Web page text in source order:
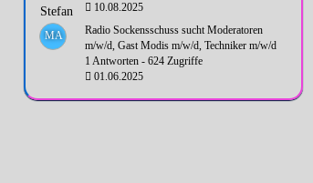
10.08.2025
MA
Radio Sockensschuss sucht Moderatoren
m/w/d, Gast Modis m/w/d, Techniker m/w/d
1 Antworten - 624 Zugriffe
01.06.2025